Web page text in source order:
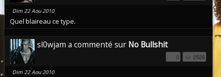
Dim 22 Aou 2010
Quel blaireau ce type.
sl0wjam a commenté sur No Bullshit
0 2526
Dim 22 Aou 2010